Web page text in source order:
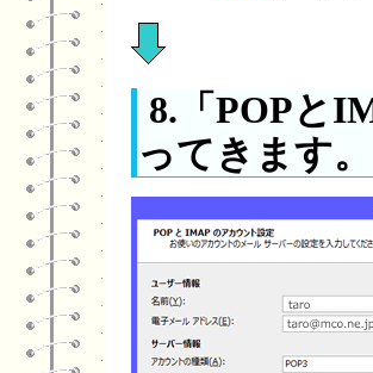
8.「POPと
ってきます。